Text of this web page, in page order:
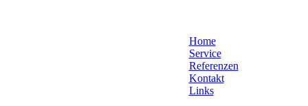
Home
Service
Referenzen
Kontakt
Links